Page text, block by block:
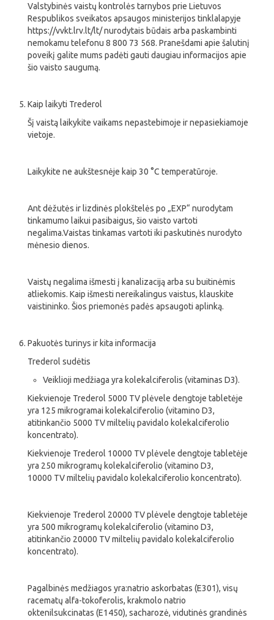
Valstybinės vaistų kontrolės tarnybos prie Lietuvos
Respublikos sveikatos apsaugos ministerijos tinklalapyje
https://vvkt.lrv.lt/lt/ nurodytais būdais arba paskambinti
nemokamu telefonu 8 800 73 568. Pranešdami apie šalutinį
poveikį galite mums padėti gauti daugiau informacijos apie
šio vaisto saugumą.
Kaip laikyti Trederol
Šį vaistą laikykite vaikams nepastebimoje ir nepasiekiamoje
vietoje.
Laikykite ne aukštesnėje kaip 30 °C temperatūroje.
Ant dėžutės ir lizdinės plokštelės po „EXP“ nurodytam
tinkamumo laikui pasibaigus, šio vaisto vartoti
negalima.Vaistas tinkamas vartoti iki paskutinės nurodyto
mėnesio dienos.
Vaistų negalima išmesti į kanalizaciją arba su buitinėmis
atliekomis. Kaip išmesti nereikalingus vaistus, klauskite
vaistininko. Šios priemonės padės apsaugoti aplinką.
Pakuotės turinys ir kita informacija
Trederol sudėtis
Veiklioji medžiaga yra kolekalciferolis (vitaminas D3).
Kiekvienoje Trederol 5000 TV plėvele dengtoje tabletėje
yra 125 mikrogramai kolekalciferolio (vitamino D3,
atitinkančio 5000 TV miltelių pavidalo kolekalciferolio
koncentrato).
Kiekvienoje Trederol 10000 TV plėvele dengtoje tabletėje
yra 250 mikrogramų kolekalciferolio (vitamino D3,
10000 TV miltelių pavidalo kolekalciferolio koncentrato).
Kiekvienoje Trederol 20000 TV plėvele dengtoje tabletėje
yra 500 mikrogramų kolekalciferolio (vitamino D3,
atitinkančio 20000 TV miltelių pavidalo kolekalciferolio
koncentrato).
Pagalbinės medžiagos yra:natrio askorbatas (E301), visų
racematų alfa-tokoferolis, krakmolo natrio
oktenilsukcinatas (E1450), sacharozė, vidutinės grandinės